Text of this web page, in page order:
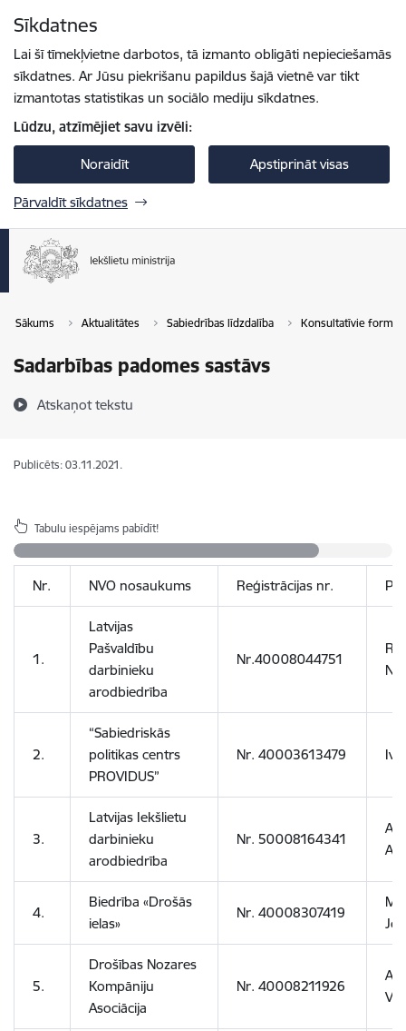
Sīkdatnes
Lai šī tīmekļvietne darbotos, tā izmanto obligāti nepieciešamās
sīkdatnes. Ar Jūsu piekrišanu papildus šajā vietnē var tikt
izmantotas statistikas un sociālo mediju sīkdatnes.
Lūdzu, atzīmējiet savu izvēli:
Noraidīt Apstiprināt visas
Pārvaldīt sīkdatnes
Sākums Aktualitātes Sabiedrības līdzdalība Konsultatīvie formāti
Sadarbības padomes sastāvs
Atskaņot tekstu
Publicēts: 03.11.2021.
Tabulu iespējams pabīdīt!
Nr. NVO nosaukums Reģistrācijas nr.
1.
Latvijas
Pašvaldību
darbinieku
arodbiedrība
Nr.40008044751
2.
“Sabiedriskās
politikas centrs
PROVIDUS”
Nr. 40003613479
3.
Latvijas Iekšlietu
darbinieku
arodbiedrība
Nr. 50008164341
4.
Biedrība «Drošās
ielas»
Nr. 40008307419
5.
Drošības Nozares
Kompāniju
Asociācija
Nr. 40008211926